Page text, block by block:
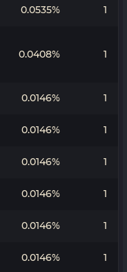
0.0535% 1
0.0408% 1
0.0146% 1
0.0146% 1
0.0146% 1
0.0146% 1
0.0146% 1
0.0146% 1